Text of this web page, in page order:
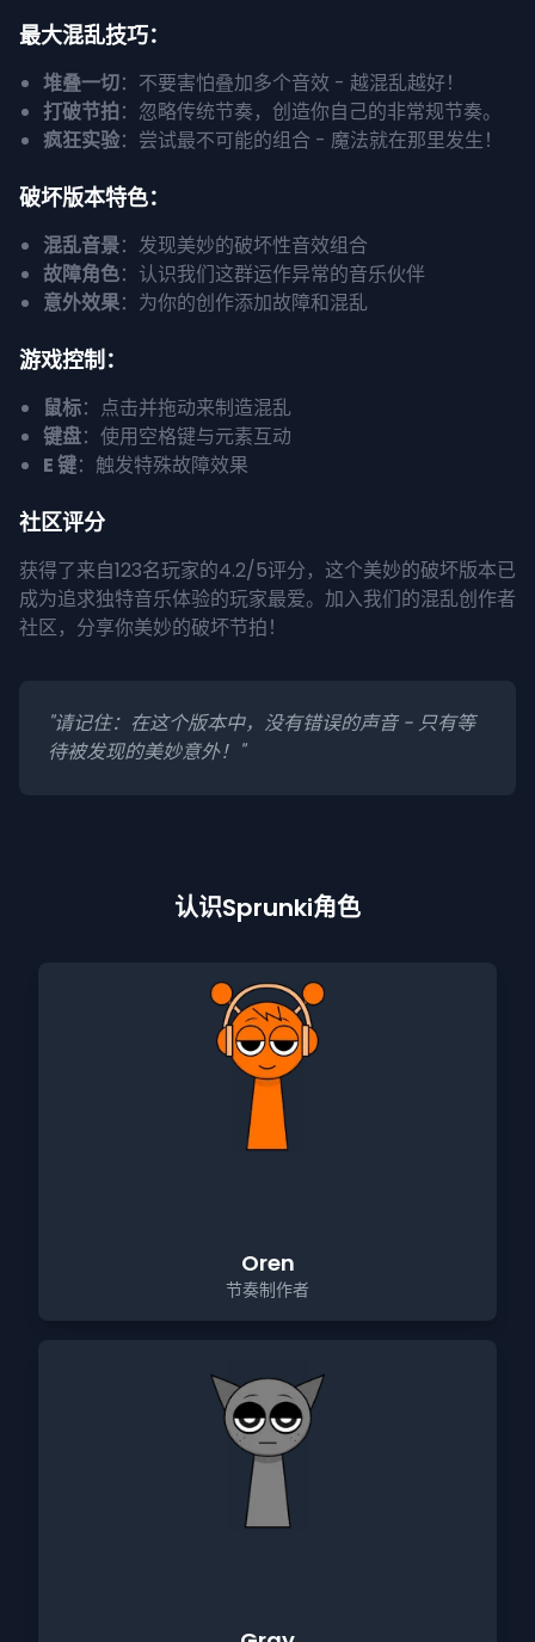
最大混乱技巧：
堆叠一切：不要害怕叠加多个音效 - 越混乱越好！
打破节拍：忽略传统节奏，创造你自己的非常规节奏。
疯狂实验：尝试最不可能的组合 - 魔法就在那里发生！
破坏版本特色：
混乱音景：发现美妙的破坏性音效组合
故障角色：认识我们这群运作异常的音乐伙伴
意外效果：为你的创作添加故障和混乱
游戏控制：
鼠标：点击并拖动来制造混乱
键盘：使用空格键与元素互动
E 键：触发特殊故障效果
社区评分
获得了来自123名玩家的4.2/5评分，这个美妙的破坏版本已
成为追求独特音乐体验的玩家最爱。加入我们的混乱创作者
社区，分享你美妙的破坏节拍！
"请记住：在这个版本中，没有错误的声音 - 只有等
待被发现的美妙意外！"
认识Sprunki角色
Oren
节奏制作者